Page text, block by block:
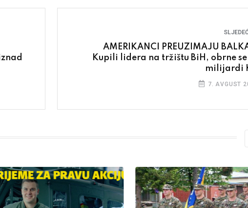
AMERIKANCI PREUZIMAJU
Kupili lidera na tržištu BiH, obrne se
milijardi
7. AVGUST